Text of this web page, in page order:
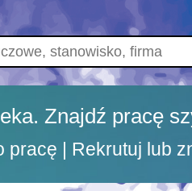
Znajdź pracę
pracę | Rekrutuj lub